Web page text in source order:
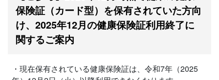
保険証（カード型）を保有されていた方向
け、2025年12月の健康保険証利用終了に
関するご案内
・現在保有されている健康保険証は、令和7年（2025